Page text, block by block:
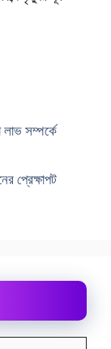
লাভ সম্পর্কে
প্রেক্ষাপট